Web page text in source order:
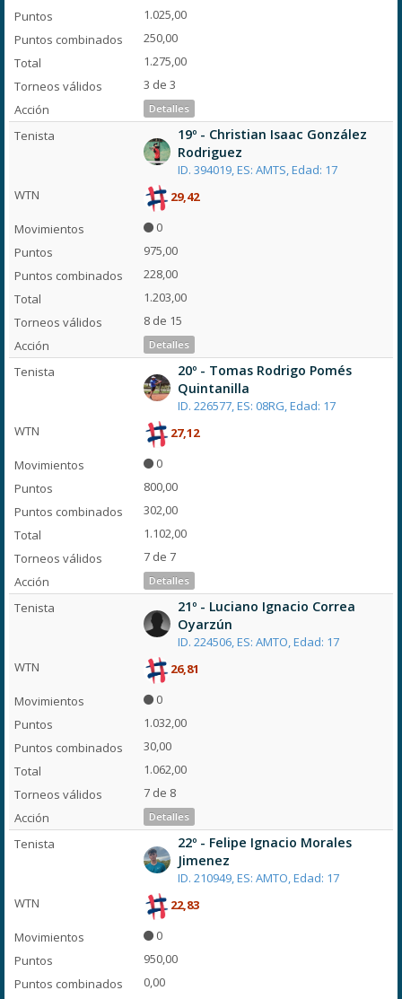
1.025,00
250,00
1.275,00
3 de 3
Detalles
19º - Christian Isaac González
Rodriguez
ID. 394019, ES: AMTS, Edad: 17
29,42
0
975,00
228,00
1.203,00
8 de 15
Detalles
20º - Tomas Rodrigo Pomés
Quintanilla
ID. 226577, ES: 08RG, Edad: 17
27,12
0
800,00
302,00
1.102,00
7 de 7
Detalles
21º - Luciano Ignacio Correa
Oyarzún
ID. 224506, ES: AMTO, Edad: 17
26,81
0
1.032,00
30,00
1.062,00
7 de 8
Detalles
22º - Felipe Ignacio Morales
Jimenez
ID. 210949, ES: AMTO, Edad: 17
22,83
0
950,00
0,00